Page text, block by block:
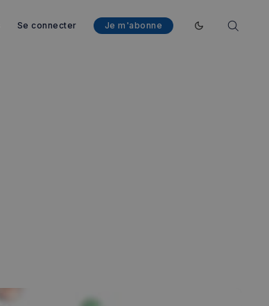
Se connecter Je m'abonne
Enable dark mode